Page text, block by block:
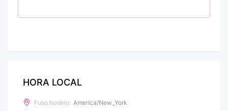
HORA LOCAL
Fuso horário: America/New_York